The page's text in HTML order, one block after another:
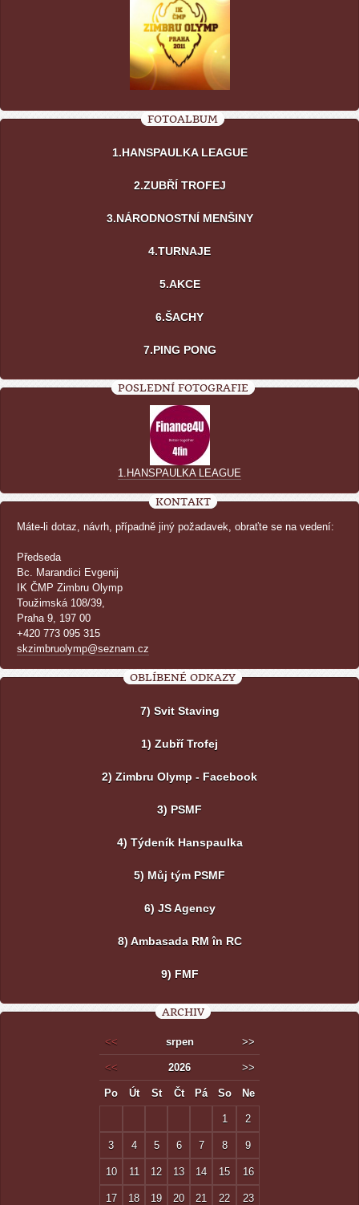
FOTOALBUM
1.HANSPAULKA LEAGUE
2.ZUBŘÍ TROFEJ
3.NÁRODNOSTNÍ MENŠINY
4.TURNAJE
5.AKCE
6.ŠACHY
7.PING PONG
POSLEDNÍ FOTOGRAFIE
1.HANSPAULKA LEAGUE
KONTAKT
Máte-li dotaz, návrh, případně jiný požadavek, obraťte se na vedení:
Předseda
Bc. Marandici Evgenij
IK ČMP Zimbru Olymp
Toužimská 108/39,
Praha 9, 197 00
+420 773 095 315
skzimbruolymp@seznam.cz
OBLÍBENÉ ODKAZY
7) Svit Staving
1) Zubří Trofej
2) Zimbru Olymp - Facebook
3) PSMF
4) Týdeník Hanspaulka
5) Můj tým PSMF
6) JS Agency
8) Ambasada RM în RC
9) FMF
ARCHIV
<< srpen >>
<< 2026 >>
Po Út St Čt Pá So Ne
1 2
3 4 5 6 7 8 9
10 11 12 13 14 15 16
17 18 19 20 21 22 23